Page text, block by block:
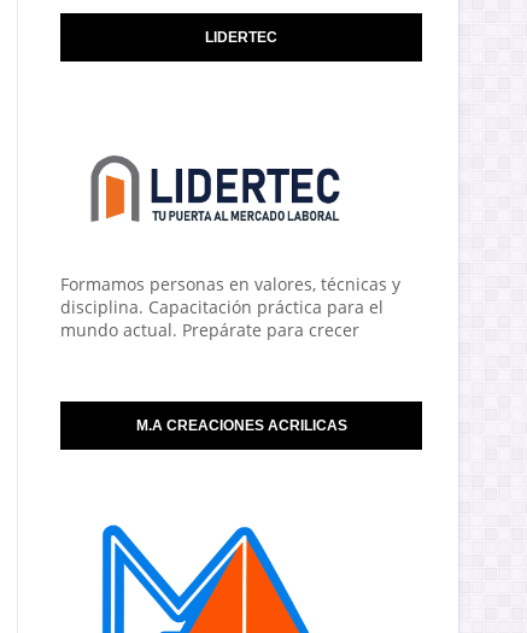
LIDERTEC
Formamos personas en valores, técnicas y
disciplina. Capacitación práctica para el
mundo actual. Prepárate para crecer
M.A CREACIONES ACRILICAS